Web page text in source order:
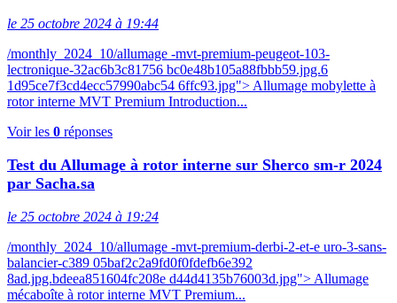
le 25 octobre 2024 à 19:44
/monthly_2024_10/allumage -mvt-premium-peugeot-103-
lectronique-32ac6b3c81756 bc0e48b105a88fbbb59.jpg.6
1d95ce7f3cd4ecc57990abc54 6ffc93.jpg"> Allumage mobylette à
rotor interne MVT Premium Introduction...
Voir les 0 réponses
Test du Allumage à rotor interne sur Sherco sm-r 2024
par Sacha.sa
le 25 octobre 2024 à 19:24
/monthly_2024_10/allumage -mvt-premium-derbi-2-et-e uro-3-sans-
balancier-c389 05baf2c2a9fd0f0fdefb6e392
8ad.jpg.bdeea851604fc208e d44d4135b76003d.jpg"> Allumage
mécaboîte à rotor interne MVT Premium...